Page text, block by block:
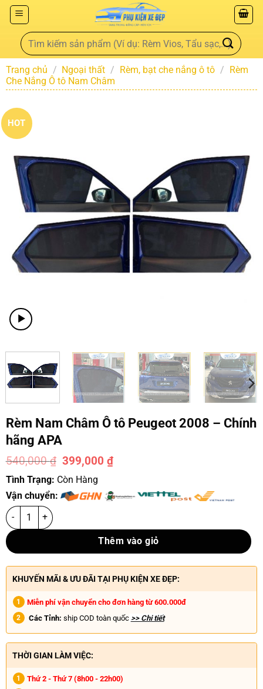
Trang chủ / Ngoại thất / Rèm, bạt che nắng ô tô / Rèm
Che Nắng Ô tô Nam Châm
HOT
Rèm Nam Châm Ô tô Peugeot 2008 – Chính
hãng APA
540,000₫ 399,000₫
Tình Trạng: Còn Hàng
Vận chuyển:
Thêm vào giỏ
KHUYẾN MÃI & ƯU ĐÃI TẠI PHỤ KIỆN XE ĐẸP:
Miễn phí vận chuyển cho đơn hàng từ 600.000đ
Các Tỉnh: ship COD toàn quốc >> Chi tiết
THỜI GIAN LÀM VIỆC:
Thứ 2 - Thứ 7 (8h00 - 22h00)